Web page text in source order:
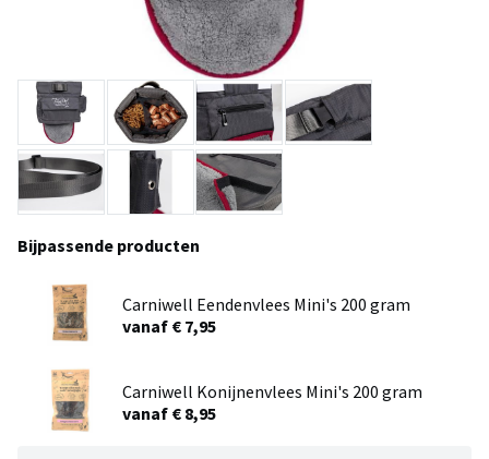
Bijpassende producten
Carniwell Eendenvlees Mini's 200 gram
vanaf € 7,95
Carniwell Konijnenvlees Mini's 200 gram
vanaf € 8,95